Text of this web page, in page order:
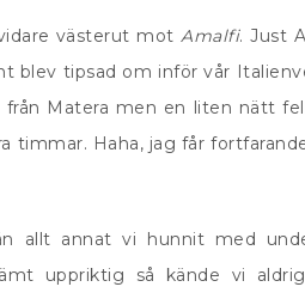
västerut motAmalfi. Just
blev tipsad om inför vår
Matera men en liten nätt
Haha, jag får
allt annat vi hunnit med
uppriktig så kände vi